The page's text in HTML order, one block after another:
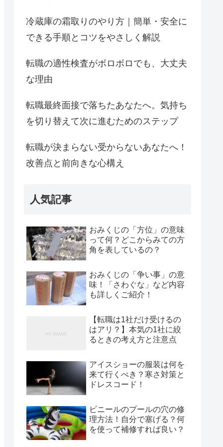
冷蔵庫の霜取りのやり方｜簡単・安全に
できる手順とコツをやさしく解説
転職の適性検査がボロボロでも、大丈夫
な理由
転職最終面接で落ちたあなたへ。気持ち
を切り替えて次に進むためのステップ
転職が決まらない受からないあなたへ！
改善点と前向きな心構え
人気記事
おみくじの「方位」の意味
って何？どこからみての方
角を表しているの？
おみくじの「争い事」の意
味！「さわぐな」など内容
も詳しくご紹介！
【転職は1社だけ受けるの
はアリ？】本気の1社に絞
るときの考え方と注意点
アイスショーの服装は何を
来て行くべき？寒さ対策と
ドレスコード！
ビニールのプールの穴の修
理方法！自分で塞げる？何
を使って補修すれば良い？